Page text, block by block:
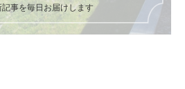
事を毎日お届けします